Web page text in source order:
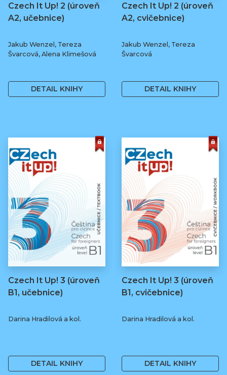
Czech It Up! 2 (úroveň
A2, učebnice)
Jakub Wenzel, Tereza
Švarcová, Alena Klimešová
DETAIL KNIHY
Czech It Up! 2 (úroveň
A2, cvičebnice)
Jakub Wenzel, Tereza
Švarcová
DETAIL KNIHY
Czech It Up! 3 (úroveň
B1, učebnice)
Darina Hradilová a kol.
DETAIL KNIHY
Czech It Up! 3 (úroveň
B1, cvičebnice)
Darina Hradilová a kol.
DETAIL KNIHY